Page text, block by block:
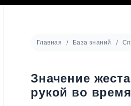
Главная База знаний
Значение
рукой во